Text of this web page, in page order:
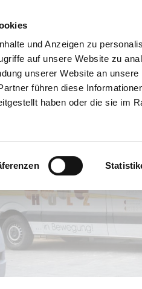
und Anzeigen zu
auf unsere Website zu
unserer Website an
führen diese
haben oder die sie im
in Sachen:
Baum bis zum